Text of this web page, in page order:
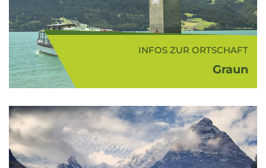
INFOS ZUR ORTSCHAFT
Graun
(1.500 m ü.d.M.) mit den Fraktionen
Reschen und St. Valentin auf der
Haide, liegt am Eingang zum
schönen Langtauferer Tal, einem
guten Ausgangspunkt...